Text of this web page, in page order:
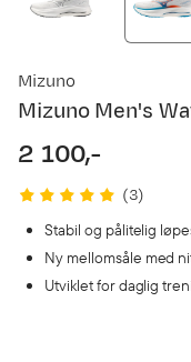
Mizuno
Mizuno Men's
price
2 100,-
(3)
Stabil og pålitelig
Ny mellomsåle med
Utviklet for daglig